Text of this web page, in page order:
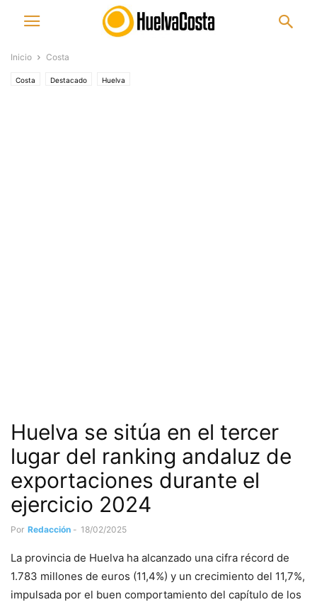
Inicio Costa
Costa Destacado Huelva
Huelva se sitúa en el tercer
lugar del ranking andaluz de
exportaciones durante el
ejercicio 2024
Por Redacción - 18/02/2025
La provincia de Huelva ha alcanzado una cifra récord de
1.783 millones de euros (11,4%) y un crecimiento del 11,7%,
impulsada por el buen comportamiento del capítulo de los